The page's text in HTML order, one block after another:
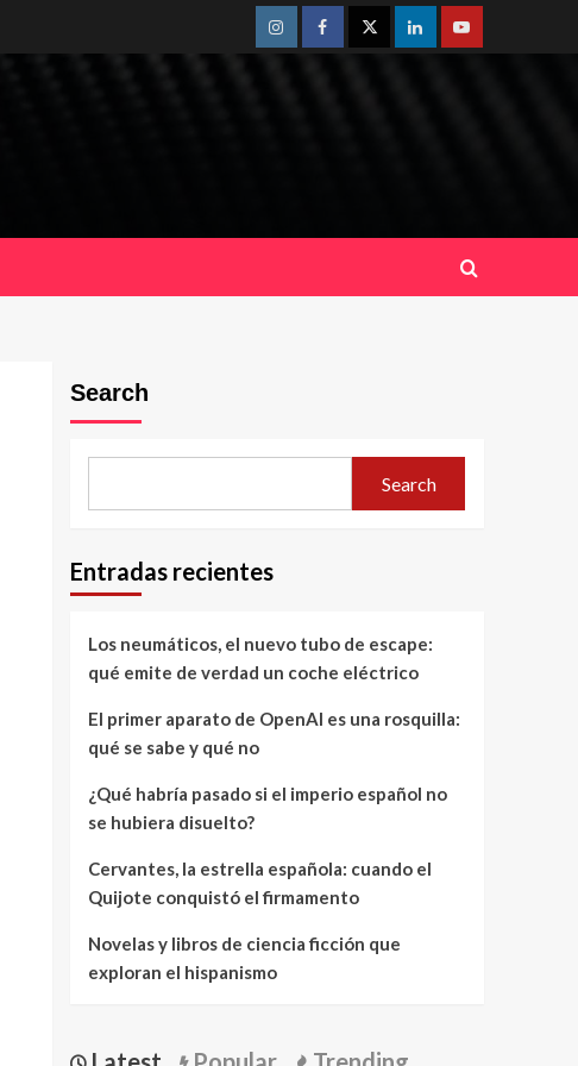
InstagramFacebookTwitterLinkedinYoutube
Search
Search
Entradas recientes
Los neumáticos, el nuevo tubo de escape:
qué emite de verdad un coche eléctrico
El primer aparato de OpenAI es una rosquilla:
qué se sabe y qué no
¿Qué habría pasado si el imperio español no
se hubiera disuelto?
Cervantes, la estrella española: cuando el
Quijote conquistó el firmamento
Novelas y libros de ciencia ficción que
exploran el hispanismo